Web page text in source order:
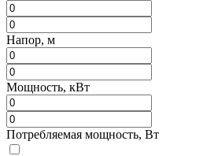
Напор, м
Мощность, кВт
Потребляемая мощность, Вт